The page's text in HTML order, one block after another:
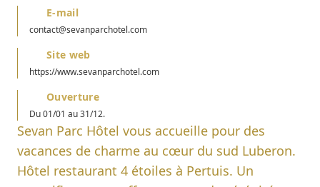
E-mail
contact@sevanparchotel.com
Site web
https://www.sevanparchotel.com
Ouverture
Du 01/01 au 31/12.
Sevan Parc Hôtel vous accueille pour des
vacances de charme au cœur du sud Luberon.
Hôtel restaurant 4 étoiles à Pertuis. Un